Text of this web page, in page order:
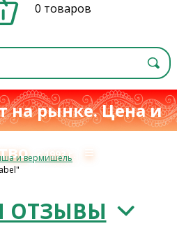
0 товаров
на рынке. Цена и
с 1993 г. ≡
и вермишель
ОТЗЫВЫ